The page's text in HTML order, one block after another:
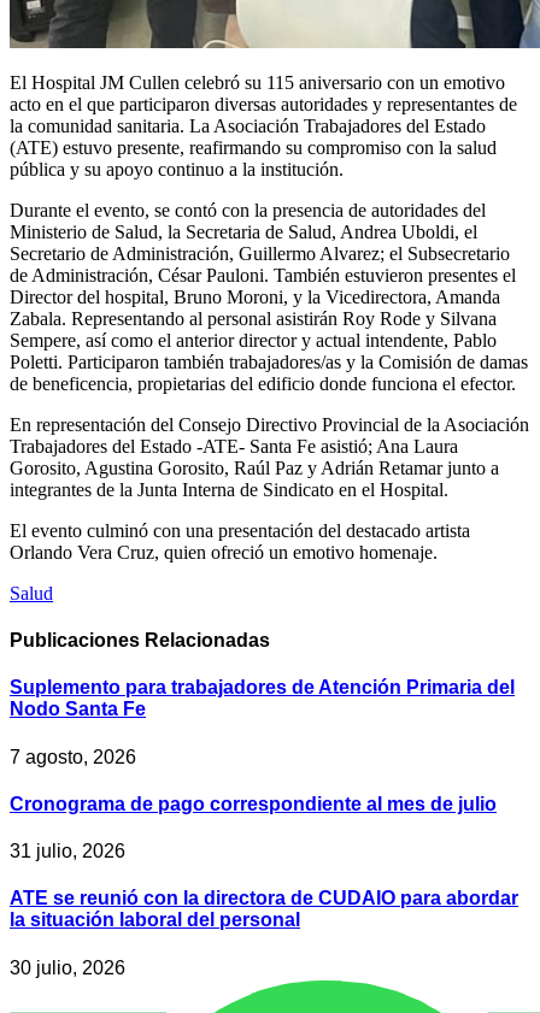
El Hospital JM Cullen celebró su 115 aniversario con un emotivo
acto en el que participaron diversas autoridades y representantes de
la comunidad sanitaria. La Asociación Trabajadores del Estado
(ATE) estuvo presente, reafirmando su compromiso con la salud
pública y su apoyo continuo a la institución.
Durante el evento, se contó con la presencia de autoridades del
Ministerio de Salud, la Secretaria de Salud, Andrea Uboldi, el
Secretario de Administración, Guillermo Alvarez; el Subsecretario
de Administración, César Pauloni. También estuvieron presentes el
Director del hospital, Bruno Moroni, y la Vicedirectora, Amanda
Zabala. Representando al personal asistirán Roy Rode y Silvana
Sempere, así como el anterior director y actual intendente, Pablo
Poletti. Participaron también trabajadores/as y la Comisión de damas
de beneficencia, propietarias del edificio donde funciona el efector.
En representación del Consejo Directivo Provincial de la Asociación
Trabajadores del Estado -ATE- Santa Fe asistió; Ana Laura
Gorosito, Agustina Gorosito, Raúl Paz y Adrián Retamar junto a
integrantes de la Junta Interna de Sindicato en el Hospital.
El evento culminó con una presentación del destacado artista
Orlando Vera Cruz, quien ofreció un emotivo homenaje.
Salud
Publicaciones Relacionadas
Suplemento para trabajadores de Atención Primaria del
Nodo Santa Fe
7 agosto, 2026
Cronograma de pago correspondiente al mes de julio
31 julio, 2026
ATE se reunió con la directora de CUDAIO para abordar
la situación laboral del personal
30 julio, 2026